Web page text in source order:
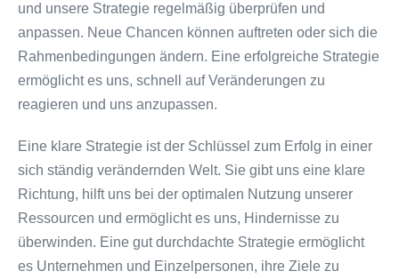
und unsere Strategie regelmäßig überprüfen und
anpassen. Neue Chancen können auftreten oder sich die
Rahmenbedingungen ändern. Eine erfolgreiche Strategie
ermöglicht es uns, schnell auf Veränderungen zu
reagieren und uns anzupassen.
Eine klare Strategie ist der Schlüssel zum Erfolg in einer
sich ständig verändernden Welt. Sie gibt uns eine klare
Richtung, hilft uns bei der optimalen Nutzung unserer
Ressourcen und ermöglicht es uns, Hindernisse zu
überwinden. Eine gut durchdachte Strategie ermöglicht
es Unternehmen und Einzelpersonen, ihre Ziele zu